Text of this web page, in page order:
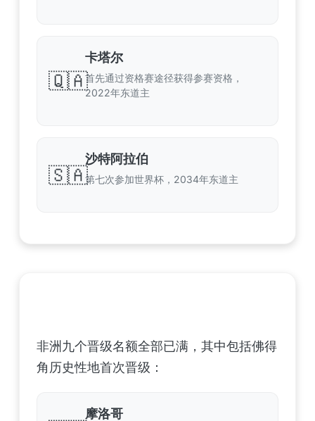
🇶🇦
卡塔尔
首先通过资格赛途径获得参赛资格，
2022年东道主
🇸🇦
沙特阿拉伯
第七次参加世界杯，2034年东道主
非洲九个晋级名额全部已满，其中包括佛得
角历史性地首次晋级：
摩洛哥